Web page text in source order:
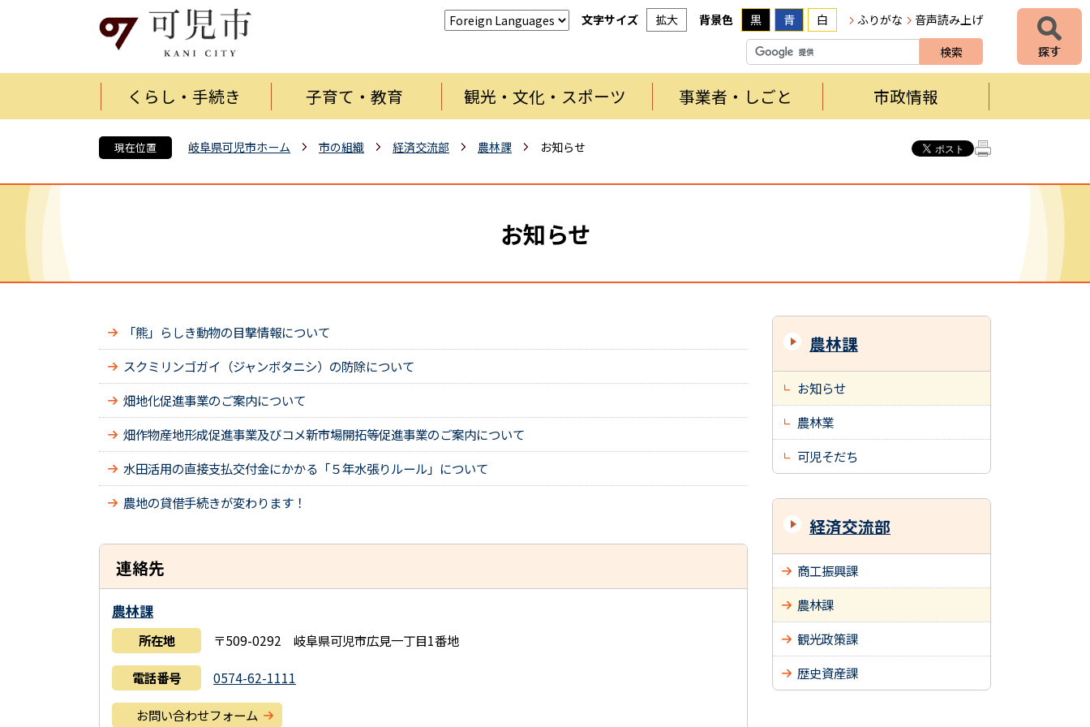
文字サイズ 拡大 背景色 黒 青 白 ふりがな 音声読み上げ
くらし・手続き 子育て・教育 観光・文化・スポーツ 事業者・しごと 市政情報
現在位置 岐阜県可児市ホーム 市の組織 経済交流部 農林課 お知らせ
お知らせ
「熊」らしき動物の目撃情報について
スクミリンゴガイ（ジャンボタニシ）の防除について
畑地化促進事業のご案内について
畑作物産地形成促進事業及びコメ新市場開拓等促進事業のご案内について
水田活用の直接支払交付金にかかる「５年水張りルール」について
農地の貸借手続きが変わります！
連絡先
農林課
所在地 〒509-0292 岐阜県可児市広見一丁目1番地
電話番号 0574-62-1111
お問い合わせフォーム
農林課
お知らせ
農林業
可児そだち
経済交流部
商工振興課
農林課
観光政策課
歴史資産課